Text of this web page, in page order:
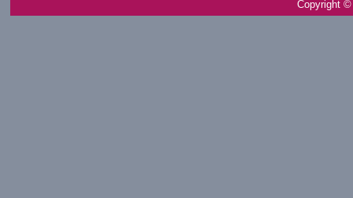
Copyright